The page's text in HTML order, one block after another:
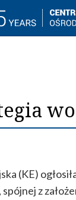
(KE)
z